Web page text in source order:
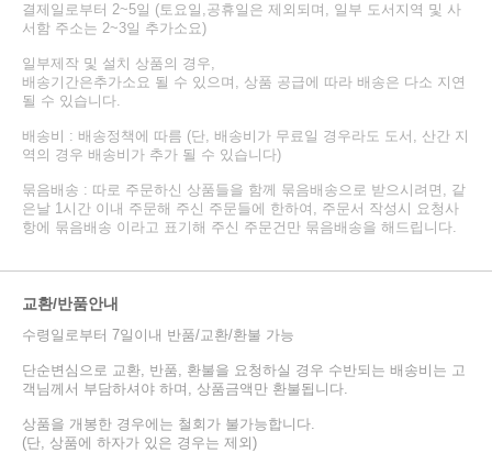
결제일로부터 2~5일 (토요일,공휴일은 제외되며, 일부 도서지역 및 사
서함 주소는 2~3일 추가소요)
일부제작 및 설치 상품의 경우,
배송기간은추가소요 될 수 있으며, 상품 공급에 따라 배송은 다소 지연
될 수 있습니다.
배송비 : 배송정책에 따름 (단, 배송비가 무료일 경우라도 도서, 산간 지
역의 경우 배송비가 추가 될 수 있습니다)
묶음배송 : 따로 주문하신 상품들을 함께 묶음배송으로 받으시려면, 같
은날 1시간 이내 주문해 주신 주문들에 한하여, 주문서 작성시 요청사
항에 묶음배송 이라고 표기해 주신 주문건만 묶음배송을 해드립니다.
교환/반품안내
수령일로부터 7일이내 반품/교환/환불 가능
단순변심으로 교환, 반품, 환불을 요청하실 경우 수반되는 배송비는 고
객님께서 부담하셔야 하며, 상품금액만 환불됩니다.
상품을 개봉한 경우에는 철회가 불가능합니다.
(단, 상품에 하자가 있은 경우는 제외)